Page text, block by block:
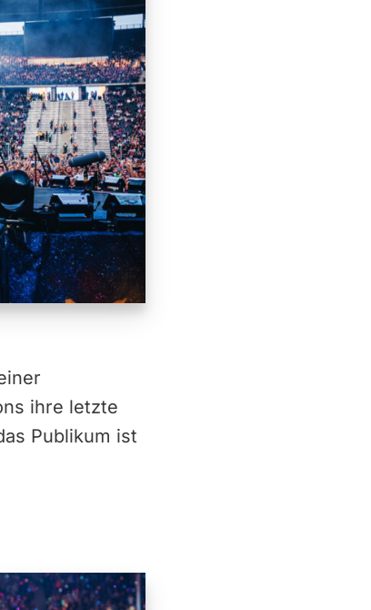
ihre letzte
Publikum ist